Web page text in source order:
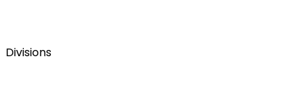
Divisions